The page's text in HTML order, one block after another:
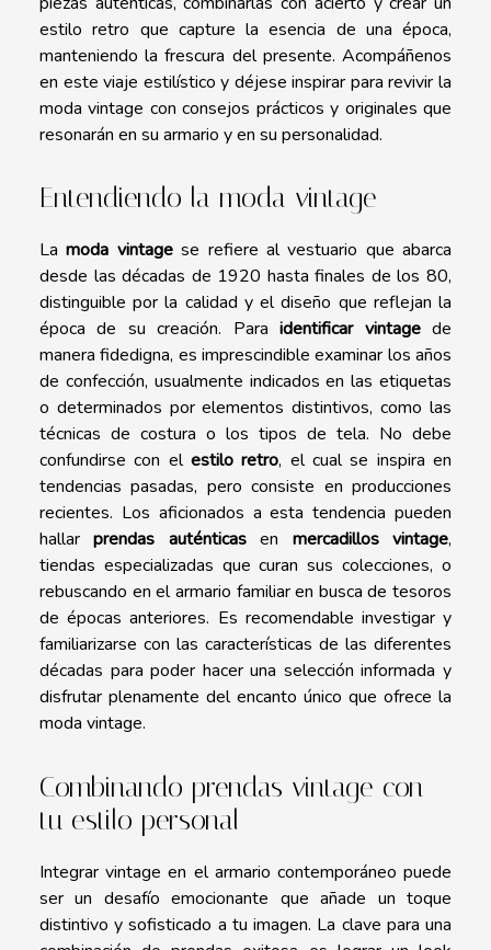
estilo retro que capture la esencia de una época,
manteniendo la frescura del presente. Acompáñenos
en este viaje estilístico y déjese inspirar para revivir la
moda vintage con consejos prácticos y originales que
resonarán en su armario y en su personalidad.
Entendiendo la moda vintage
Lamoda vintagese refiere al vestuario que abarca
desde las décadas de 1920 hasta finales de los 80,
distinguible por la calidad y el diseño que reflejan la
época de su creación. Paraidentificar vintagede
manera fidedigna, es imprescindible examinar los años
de confección, usualmente indicados en las etiquetas
o determinados por elementos distintivos, como las
técnicas de costura o los tipos de tela. No debe
confundirse con el estilo retro, el cual se inspira en
tendencias pasadas, pero consiste en producciones
recientes. Los aficionados a esta tendencia pueden
hallarprendas auténticasen mercadillos vintage,
tiendas especializadas que curan sus colecciones, o
rebuscando en el armario familiar en busca de tesoros
de épocas anteriores. Es recomendable investigar y
familiarizarse con las características de las diferentes
décadas para poder hacer una selección informada y
disfrutar plenamente del encanto único que ofrece la
moda vintage.
Combinando prendas vintage con
tu estilo personal
Integrar vintage en el armario contemporáneo puede
ser un desafío emocionante que añade un toque
distintivo y sofisticado a tu imagen. La clave para una